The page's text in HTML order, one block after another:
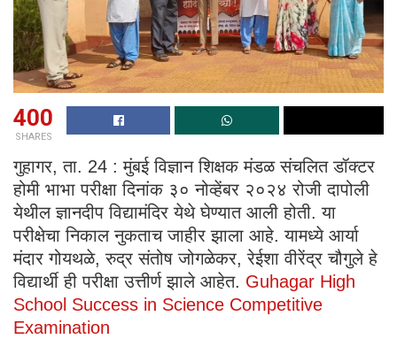
400
SHARES
गुहागर, ता. 24 : मुंबई विज्ञान शिक्षक मंडळ संचलित डॉक्टर
होमी भाभा परीक्षा दिनांक ३० नोव्हेंबर २०२४ रोजी दापोली
येथील ज्ञानदीप विद्यामंदिर येथे घेण्यात आली होती. या
परीक्षेचा निकाल नुकताच जाहीर झाला आहे. यामध्ये आर्या
मंदार गोयथळे, रुद्र संतोष जोगळेकर, रेईशा वीरेंद्र चौगुले हे
विद्यार्थी ही परीक्षा उत्तीर्ण झाले आहेत. Guhagar High
School Success in Science Competitive
Examination